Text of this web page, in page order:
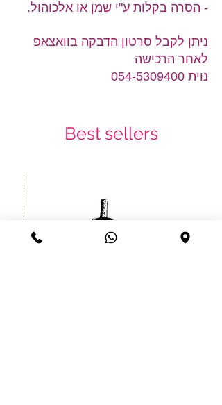
- הסרה בקלות ע"י שמן או אלכוהול.
ניתן לקבל סרטון הדבקה בוואצאפ
לאחר הרכישה
נוית 054-5309400
Best sellers